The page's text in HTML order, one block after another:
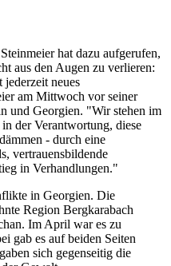
hat dazu aufgerufen,
aus den Augen zu verlieren:
neues
am Mittwoch vor seiner
und Georgien. "Wir stehen im
der Verantwortung, diese
- durch eine
vertrauensbildende
in Verhandlungen."
in Georgien. Die
Region Bergkarabach
Im April war es zu
gab es auf beiden Seiten
sich gegenseitig die